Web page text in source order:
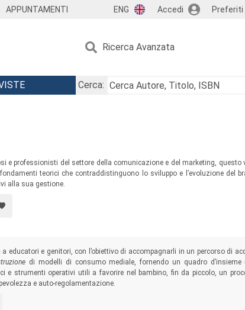
APPUNTAMENTI ENG Accedi Preferiti
Ricerca Avanzata
Cerca:
e professionisti del settore della comunicazione e del marketing, questo
teorici che contraddistinguono lo sviluppo e l’evoluzione del
alla sua gestione.
a educatori e genitori, con l’obiettivo di accompagnarli in un percorso di
di modelli di consumo mediale, fornendo un quadro d’insieme
e strumenti operativi utili a favorire nel bambino, fin da piccolo, un
e auto-regolamentazione.